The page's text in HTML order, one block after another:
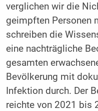
verglichen wir die
geimpften Personen
schreiben die
eine nachträgliche
gesamten
Bevölkerung mit
Infektion durch. Der
reichte von 2021 bis